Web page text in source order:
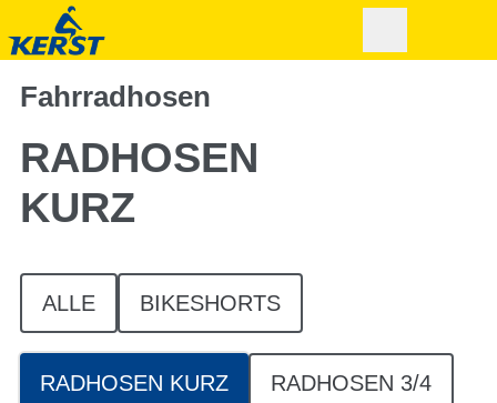
Fahrradhosen
RADHOSEN
KURZ
ALLE BIKESHORTS
RADHOSEN KURZ RADHOSEN 3/4